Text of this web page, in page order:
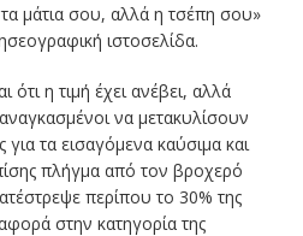
τα μάτια σου, αλλά η τσέπη σου»
ιστοσελίδα.
ότι η τιμή έχει ανέβει, αλλά
να μετακυλίσουν
τα εισαγόμενα καύσιμα και
πλήγμα από τον βροχερό
περίπου το 30% της
στην κατηγορία της